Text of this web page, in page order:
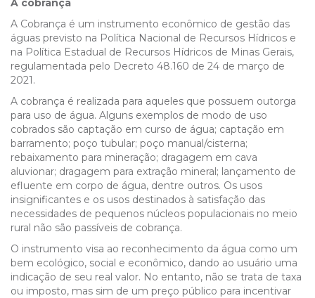
A cobrança
A Cobrança é um instrumento econômico de gestão das
águas previsto na Política Nacional de Recursos Hídricos e
na Política Estadual de Recursos Hídricos de Minas Gerais,
regulamentada pelo Decreto 48.160 de 24 de março de
2021.
A cobrança é realizada para aqueles que possuem outorga
para uso de água. Alguns exemplos de modo de uso
cobrados são captação em curso de água; captação em
barramento; poço tubular; poço manual/cisterna;
rebaixamento para mineração; dragagem em cava
aluvionar; dragagem para extração mineral; lançamento de
efluente em corpo de água, dentre outros. Os usos
insignificantes e os usos destinados à satisfação das
necessidades de pequenos núcleos populacionais no meio
rural não são passíveis de cobrança.
O instrumento visa ao reconhecimento da água como um
bem ecológico, social e econômico, dando ao usuário uma
indicação de seu real valor. No entanto, não se trata de taxa
ou imposto, mas sim de um preço público para incentivar